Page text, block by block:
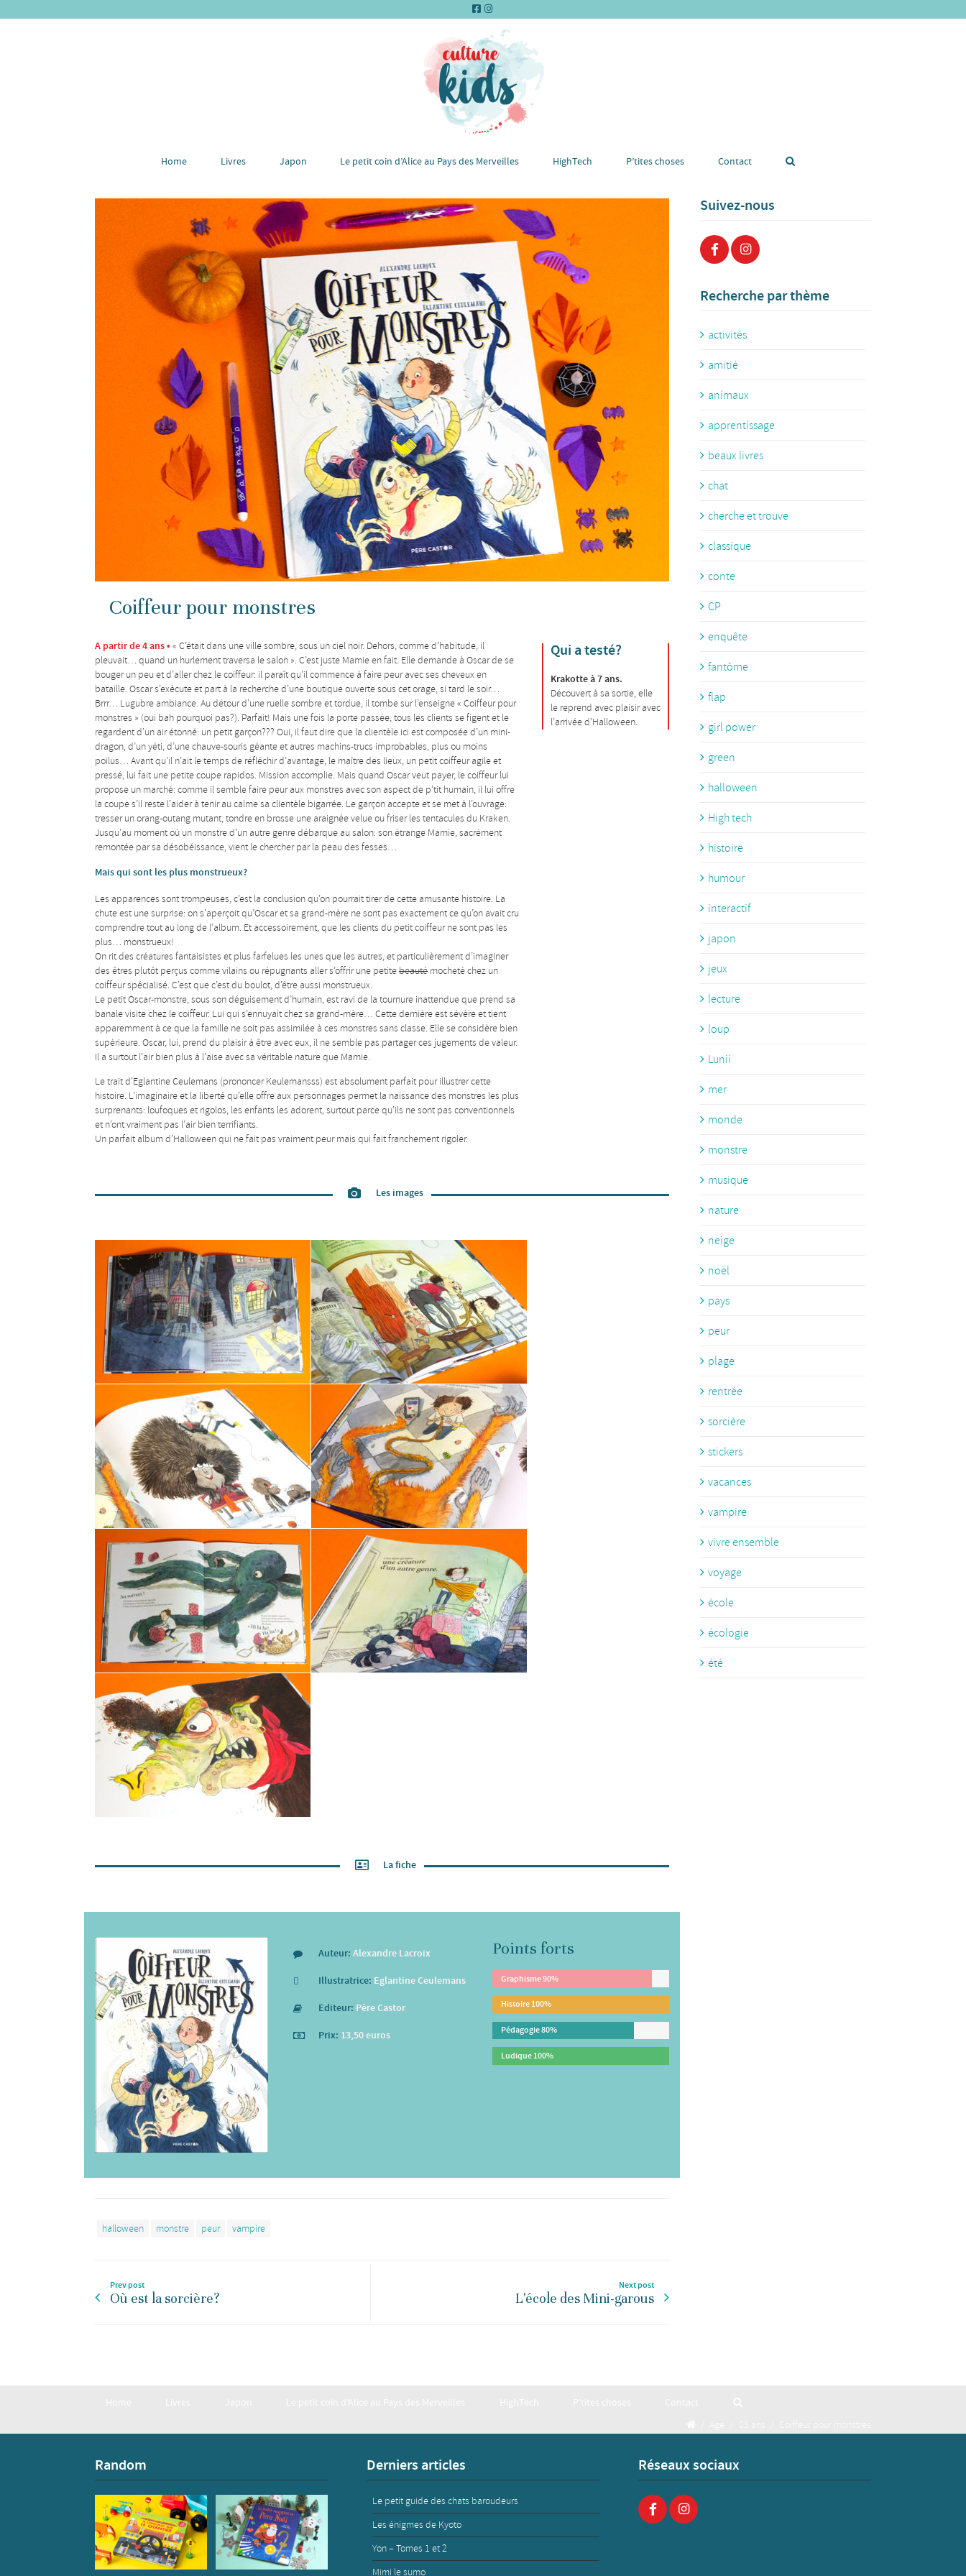
Home Livres Japon Le petit coin d’Alice au Pays des Merveilles HighTech P’tites choses Contact
Coiffeur pour monstres
A partir de 4 ans • « C’était dans une ville sombre, sous un ciel noir. Dehors, comme d’habitude, il
pleuvait… quand un hurlement traversa le salon ». C’est juste Mamie en fait. Elle demande à Oscar de se
bouger un peu et d’aller chez le coiffeur: il paraît qu’il commence à faire peur avec ses cheveux en
bataille. Oscar s’exécute et part à la recherche d’une boutique ouverte sous cet orage, si tard le soir…
Brrr… Lugubre ambiance. Au détour d’une ruelle sombre et tordue, il tombe sur l’enseigne « Coiffeur pour
monstres » (oui bah pourquoi pas?). Parfait! Mais une fois la porte passée, tous les clients se figent et le
regardent d’un air étonné: un petit garçon??? Oui, il faut dire que la clientèle ici est composée d’un mini-
dragon, d’un yéti, d’une chauve-souris géante et autres machins-trucs improbables, plus ou moins
poilus… Avant qu’il n’ait le temps de réfléchir d’avantage, le maître des lieux, un petit coiffeur agile et
pressé, lui fait une petite coupe rapidos. Mission accomplie. Mais quand Oscar veut payer, le coiffeur lui
propose un marché: comme il semble faire peur aux monstres avec son aspect de p’tit humain, il lui offre
la coupe s’il reste l’aider à tenir au calme sa clientèle bigarrée. Le garçon accepte et se met à l’ouvrage:
tresser un orang-outang mutant, tondre en brosse une araignée velue ou friser les tentacules du Kraken.
Jusqu’au moment où un monstre d’un autre genre débarque au salon: son étrange Mamie, sacrément
remontée par sa désobéissance, vient le chercher par la peau des fesses…
Mais qui sont les plus monstrueux?
Les apparences sont trompeuses, c’est la conclusion qu’on pourrait tirer de cette amusante histoire. La
chute est une surprise: on s’aperçoit qu’Oscar et sa grand-mère ne sont pas exactement ce qu’on avait cru
comprendre tout au long de l’album. Et accessoirement, que les clients du petit coiffeur ne sont pas les
plus… monstrueux!
On rit des créatures fantaisistes et plus farfelues les unes que les autres, et particulièrement d’imaginer
des êtres plutôt perçus comme vilains ou répugnants aller s’offrir une petitebeauté mocheté chez un
coiffeur spécialisé. C’est que c’est du boulot, d’être aussi monstrueux.
Le petit Oscar-monstre, sous son déguisement d’humain, est ravi de la tournure inattendue que prend sa
banale visite chez le coiffeur. Lui qui s’ennuyait chez sa grand-mère… Cette dernière est sévère et tient
apparemment à ce que la famille ne soit pas assimilée à ces monstres sans classe. Elle se considère bien
supérieure. Oscar, lui, prend du plaisir à être avec eux, il ne semble pas partager ces jugements de valeur.
Il a surtout l’air bien plus à l’aise avec sa véritable nature que Mamie.
Le trait d’Eglantine Ceulemans (prononcer Keulemansss) est absolument parfait pour illustrer cette
histoire. L’imaginaire et la liberté qu’elle offre aux personnages permet la naissance des monstres les plus
surprenants: loufoques et rigolos, les enfants les adorent, surtout parce qu’ils ne sont pas conventionnels
et n’ont vraiment pas l’air bien terrifiants.
Un parfait album d’Halloween qui ne fait pas vraiment peur mais qui fait franchement rigoler.
Qui a testé?
Krakotte à 7 ans.
Découvert à sa sortie, elle
le reprend avec plaisir avec
l’arrivée d’Halloween.
Les images
La fiche
Auteur: Alexandre Lacroix
Illustratrice: Eglantine Ceulemans
Editeur: Père Castor
Prix: 13,50 euros
Points forts
Graphisme90%
Histoire100%
Pédagogie80%
Ludique100%
halloween monstre peur vampire
Prev post
Où est la sorcière?
Next post
L'école des Mini-garous
Suivez-nous
Recherche par thème
activités
amitié
animaux
apprentissage
beaux livres
chat
cherche et trouve
classique
conte
CP
enquête
fantôme
flap
girl power
green
halloween
High tech
histoire
humour
interactif
japon
jeux
lecture
loup
Lunii
mer
monde
monstre
musique
nature
neige
noël
pays
peur
plage
rentrée
sorcière
stickers
vacances
vampire
vivre ensemble
voyage
école
écologie
été
Random Derniers articles
Le petit guide des chats baroudeurs
Les énigmes de Kyoto
Yon – Tomes 1 et 2
Mimi le sumo
Réseaux sociaux